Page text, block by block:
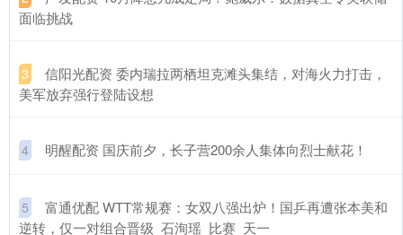
面临挑战
3
​信阳光配资 委内瑞拉两栖坦克滩头集结，对海火力打击，
美军放弃强行登陆设想
4 ​明醒配资 国庆前夕，长子营200余人集体向烈士献花！
5
​富通优配 WTT常规赛：女双八强出炉！国乒再遭张本美和
逆转，仅一对组合晋级_石洵瑶_比赛_天一